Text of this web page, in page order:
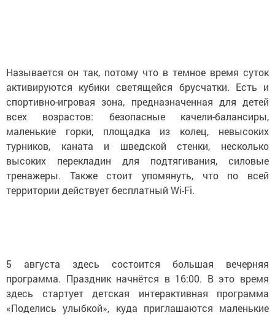
Называется он так, потому что в темное время суток
активируются кубики светящейся брусчатки. Есть и
спортивно-игровая зона, предназначенная для детей
всех возрастов: безопасные качели-балансиры,
маленькие горки, площадка из колец, невысоких
турников, каната и шведской стенки, несколько
высоких перекладин для подтягивания, силовые
тренажеры. Также стоит упомянуть, что по всей
территории действует бесплатный Wi-Fi.
5 августа здесь состоится большая вечерняя
программа. Праздник начнётся в 16:00. В это время
здесь стартует детская интерактивная программа
«Поделись улыбкой», куда приглашаются маленькие